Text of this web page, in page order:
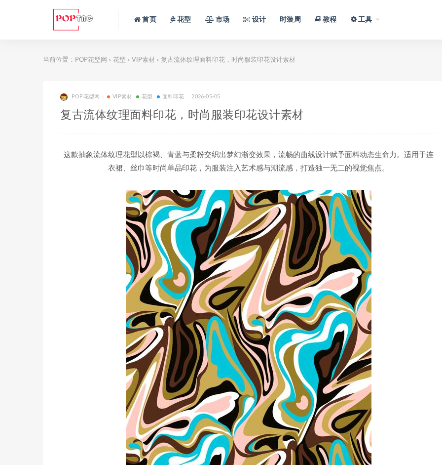
首页 花型 市场 设计 时装周 教程 工具
当前位置： POP花型网 > 花型 > VIP素材 > 复古流体纹理面料印花，时尚服装印花设计素材
POP花型网 VIP素材 花型 面料印花 2026-05-05
复古流体纹理面料印花，时尚服装印花设计素材
这款抽象流体纹理花型以棕褐、青蓝与柔粉交织出梦幻渐变效果，流畅的曲线设计赋予面料动态生命力。适用于连
衣裙、丝巾等时尚单品印花，为服装注入艺术感与潮流感，打造独一无二的视觉焦点。